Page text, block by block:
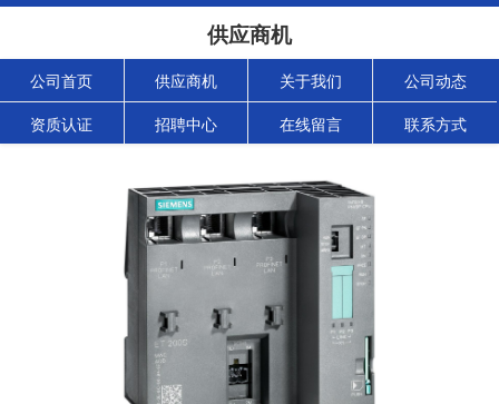
供应商机
公司首页 供应商机 关于我们 公司动态
资质认证 招聘中心 在线留言 联系方式